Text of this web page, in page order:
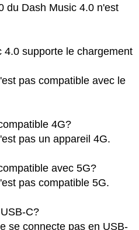
du Dash Music 4.0 n'est
4.0 supporte le chargement
pas compatible avec le
4G?
pas un appareil 4G.
avec 5G?
pas compatible 5G.
C?
se connecte pas en USB-